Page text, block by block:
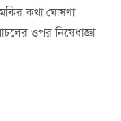
কথা ঘোষণা
ওপর নিষেধাজ্ঞা